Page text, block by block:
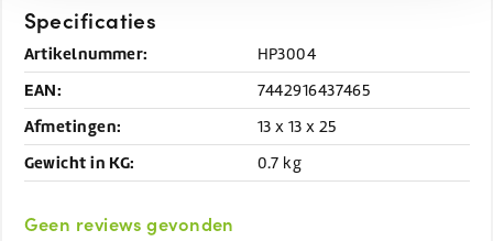
Specificaties
Artikelnummer: HP3004
EAN: 7442916437465
Afmetingen: 13 x 13 x 25
Gewicht in KG: 0.7 kg
Geen reviews gevonden